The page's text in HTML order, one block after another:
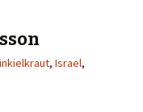
, Israel,